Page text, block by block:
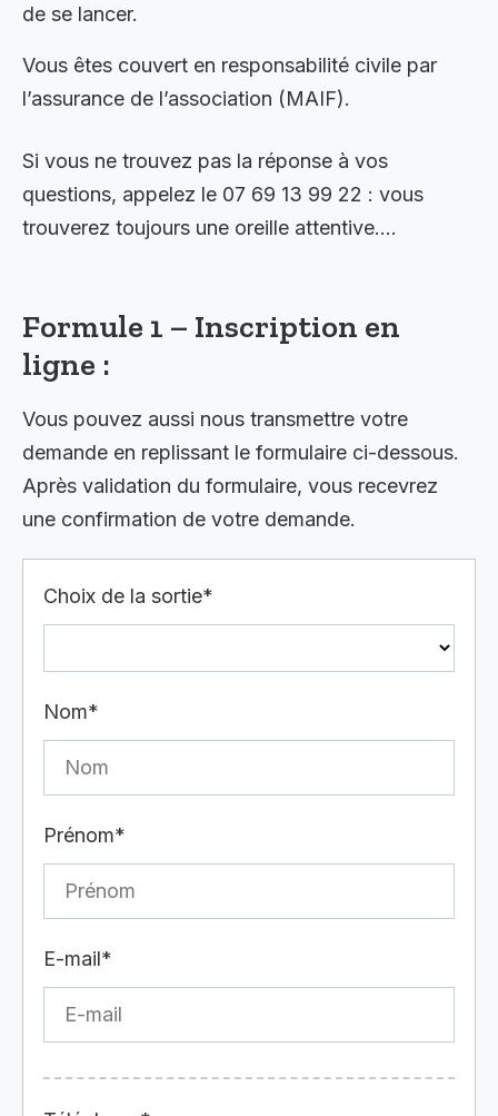
de se lancer.
Vous êtes couvert en responsabilité civile par
l’assurance de l’association (MAIF).
Si vous ne trouvez pas la réponse à vos
questions, appelez le 07 69 13 99 22 : vous
trouverez toujours une oreille attentive….
Formule 1 – Inscription en
ligne :
Vous pouvez aussi nous transmettre votre
demande en replissant le formulaire ci-dessous.
Après validation du formulaire, vous recevrez
une confirmation de votre demande.
Choix de la sortie*
Nom*
Prénom*
E-mail*